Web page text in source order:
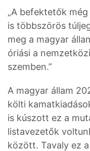
„A befektetők
is többszörös
meg a magyar
óriási a
szemben.”
A magyar állam
költi
is kúszott ez a
listavezetők
között. Tavaly ez